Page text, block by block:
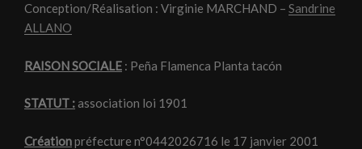
Conception/Réalisation : Virginie MARCHAND – Sandrine
ALLANO
RAISON SOCIALE : Peña Flamenca Planta tacón
STATUT :association loi 1901
Créationpréfecture n°0442026716 le 17 janvier 2001